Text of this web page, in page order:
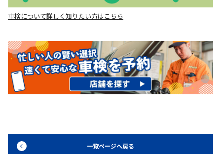
車検について詳しく知りたい方はこちら
一覧ページへ戻る